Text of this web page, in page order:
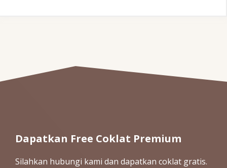
Dapatkan Free Coklat Premium
Silahkan hubungi kami dan dapatkan coklat gratis.